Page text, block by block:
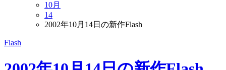
10月
14
2002年10月14日の新作Flash
Flash